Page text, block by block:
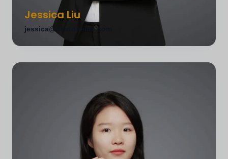
Kwaliteitsmanagement
Jessica Liu
jessica@bestoneinc.com